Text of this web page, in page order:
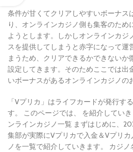
条件が甘くてクリアしやすいボーナス
り、オンラインカジノ側も集客のため
ようとします。しかしオンラインカジ
スを提供してしまうと赤字になって運
まうため、クリアできるかできないか
設定してきます。そのためここでは出
いボーナスがあるオンラインカジノの
「Vプリカ」はライフカードが発行す
す。 このページでは、 を紹介してい
ンラインカジノ一覧 まずはじめに、
集部が実際にVプリカで入金＆Vプリ
ノを一覧で紹介していきます。 カジ